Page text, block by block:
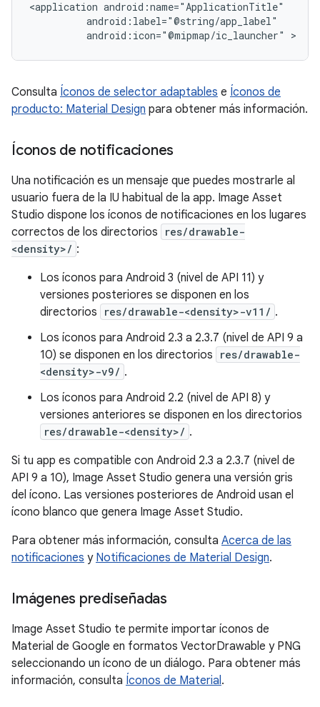
<application
android:icon="@mipmap/ic_launcher"
Consulta Íconos de selector adaptables e Íconos de
producto: Material Design para obtener más información.
Íconos de notificaciones
Una notificación es un mensaje que puedes mostrarle al
usuario fuera de la IU habitual de la app. Image Asset
Studio dispone los íconos de notificaciones en los lugares
correctos de los directorios
res/drawable-
<density>/ :
Los íconos para Android 3 (nivel de API 11) y
versiones posteriores se disponen en los
directorios
res/drawable-<density>-v11/ .
Los íconos para Android 2.3 a 2.3.7 (nivel de API 9 a
10) se disponen en los directorios
res/drawable-
<density>-v9/ .
Los íconos para Android 2.2 (nivel de API 8) y
versiones anteriores se disponen en los directorios
res/drawable-<density>/ .
Si tu app es compatible con Android 2.3 a 2.3.7 (nivel de
API 9 a 10), Image Asset Studio genera una versión gris
del ícono. Las versiones posteriores de Android usan el
ícono blanco que genera Image Asset Studio.
Para obtener más información, consulta Acerca de las
notificaciones y Notificaciones de Material Design.
Imágenes prediseñadas
Image Asset Studio te permite importar íconos de
Material de Google en formatos VectorDrawable y PNG
seleccionando un ícono de un diálogo. Para obtener más
información, consulta Íconos de Material.